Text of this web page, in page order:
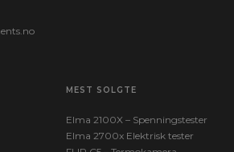
MEST SOLGTE
Elma 2100X – Spenningstester
Elma 2700x Elektrisk tester